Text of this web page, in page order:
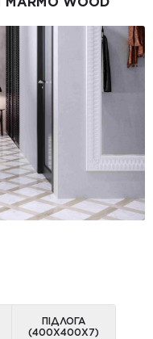
ПІДЛОГА
(400Х400Х7)